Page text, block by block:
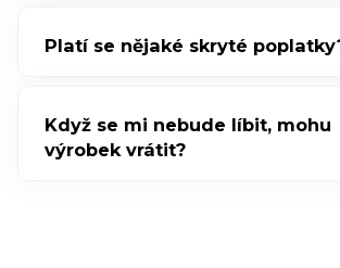
Platí se nějaké skryté
Když se mi nebude líbit, mohu
výrobek vrátit?